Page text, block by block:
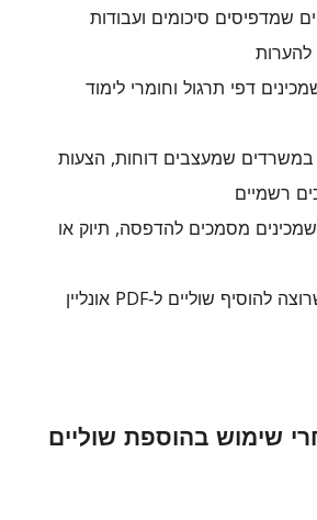
שמדפיסים סיכומים ועבודות
להערות
דפי תרגול וחומרי לימוד
במשרדים שמעצבים דוחות, הצעות
רשמיים
מסמכים להדפסה, תיוק או
כל מי שרוצה להוסיף שוליים ל‑PDF אונליין
שימוש בהוספת שוליים